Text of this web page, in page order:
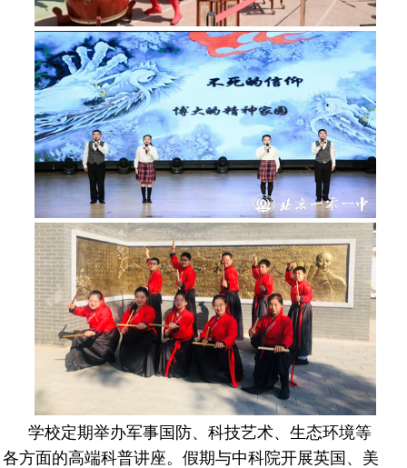
学校定期举办军事国防、科技艺术、生态环境等
各方面的高端科普讲座。假期与中科院开展英国、美